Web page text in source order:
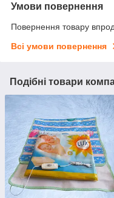
Умови повернення
Повернення товару
Всі умови повернення
Подібні товари